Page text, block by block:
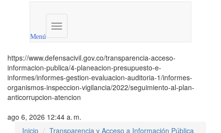
Menú
Menú
institucional
https://www.defensacivil.gov.co/transparencia-acceso-
informacion-publica/4-planeacion-presupuesto-e-
informes/informes-gestion-evaluacion-auditoria-1/informes-
organismos-inspeccion-vigilancia/2022/seguimiento-al-plan-
anticorrupcion-atencion
ago 6, 2026 12:44 a. m.
Inicio
Transparencia y Acceso a Información Pública